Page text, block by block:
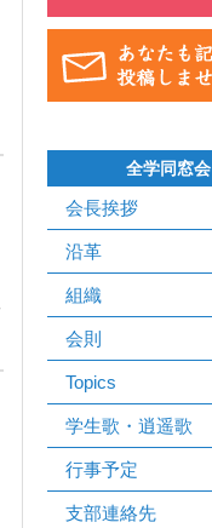
全学同窓会
会長挨拶
沿革
組織
会則
Topics
学生歌・逍遥歌
行事予定
支部連絡先